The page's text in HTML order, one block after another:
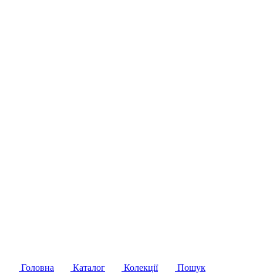
Головна Каталог Колекції Пошук